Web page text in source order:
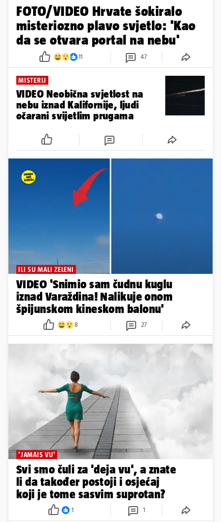
FOTO/VIDEO Hrvate šokiralo
misteriozno plavo svjetlo: 'Kao
da se otvara portal na nebu'
11 47
MISTERIJ
VIDEO Neobična svjetlost na
nebu iznad Kalifornije, ljudi
očarani svijetlim prugama
ILI SU MALI ZELENI
VIDEO 'Snimio sam čudnu kuglu
iznad Varaždina! Nalikuje onom
špijunskom kineskom balonu'
8 27
'JAMAIS VU'
Svi smo čuli za 'deja vu', a znate
li da također postoji i osjećaj
koji je tome sasvim suprotan?
1 1